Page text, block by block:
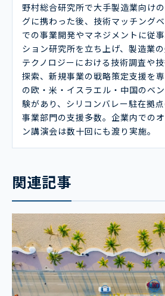
野村総合研究所で大手製造業向け
グに携わった後、技術マッチング
での事業開発やマネジメントに従
ション研究所を立ち上げ、製造業
テクノロジーにおける技術調査や
探索、新規事業の戦略策定支援を
の欧・米・イスラエル・中国のベ
験があり、シリコンバレー駐在拠
事業部門の支援多数。企業内での
ン講演会は数十回にも渡り実施。
関連記事